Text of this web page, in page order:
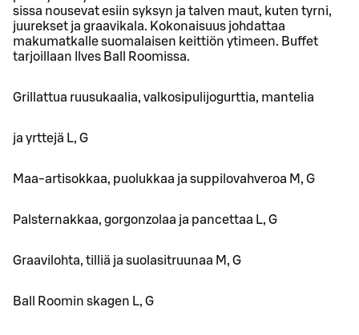
sissa nousevat esiin syksyn ja talven maut, kuten tyrni,
juurekset ja graavikala. Kokonaisuus johdattaa
makumatkalle suomalaisen keittiön ytimeen. Buffet
tarjoillaan Ilves Ball Roomissa.
Grillattua ruusukaalia, valkosipulijogurttia, mantelia
ja yrttejä L, G
Maa-artisokkaa, puolukkaa ja suppilovahveroa M, G
Palsternakkaa, gorgonzolaa ja pancettaa L, G
Graavilohta, tilliä ja suolasitruunaa M, G
Ball Roomin skagen L, G